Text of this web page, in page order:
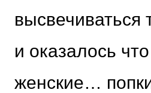
высвечиваться
и оказалось
женские…